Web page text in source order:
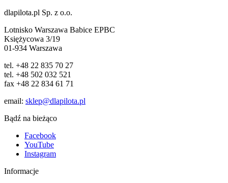
dlapilota.pl Sp. z o.o.
Lotnisko Warszawa Babice EPBC
Księżycowa 3/19
01-934 Warszawa
tel. +48 22 835 70 27
tel. +48 502 032 521
fax +48 22 834 61 71
email: sklep@dlapilota.pl
Bądź na bieżąco
Facebook
YouTube
Instagram
Informacje